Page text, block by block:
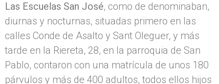
Las Escuelas San José, como de denominaban,
diurnas y nocturnas, situadas primero en las
calles Conde de Asalto y Sant Oleguer, y más
tarde en la Riereta, 28, en la parroquia de San
Pablo, contaron con una matrícula de unos 180
párvulos y más de 400 adultos, todos ellos hijos